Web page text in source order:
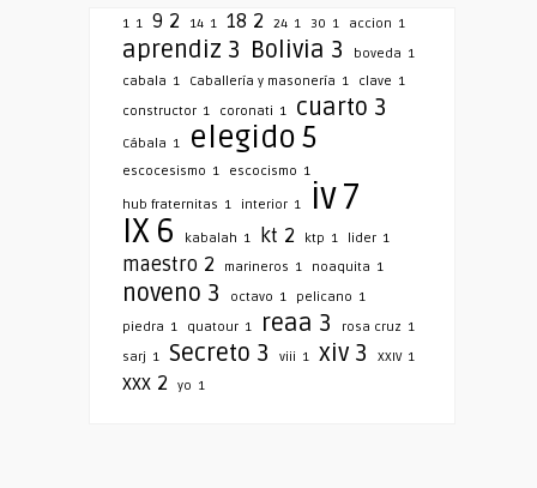
1 1 9 2 14 1 18 2 24 1 30 1 accion 1
aprendiz 3 Bolivia 3 boveda 1
cabala 1 Caballería y masonería 1 clave 1
constructor 1 coronati 1 cuarto 3
Cábala 1 elegido5
escocesismo 1 escocismo 1
hub fraternitas 1 interior 1 iv7
IX 6 kabalah 1 kt 2 ktp 1 lider 1
maestro 2 marineros 1 noaquita 1
noveno 3 octavo 1 pelicano 1
piedra 1 quatour 1 reaa 3 rosa cruz 1
sarj 1 Secreto 3 viii 1 xiv 3 XXIV 1
xxx 2 yo 1